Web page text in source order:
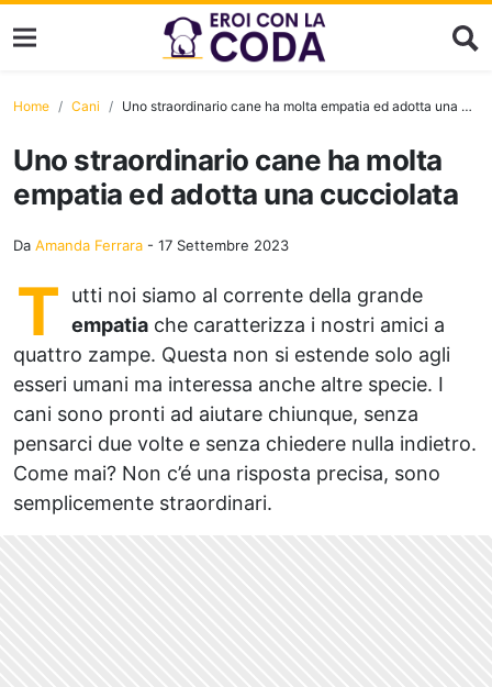
Home Cani Uno straordinario cane ha molta empatia ed adotta una cucciolata
Uno straordinario cane ha molta
empatia ed adotta una cucciolata
Da Amanda Ferrara - 17 Settembre 2023
T
utti noi siamo al corrente della grande
empatia che caratterizza i nostri amici a
quattro zampe. Questa non si estende solo agli
esseri umani ma interessa anche altre specie. I
cani sono pronti ad aiutare chiunque, senza
pensarci due volte e senza chiedere nulla indietro.
Come mai? Non c’é una risposta precisa, sono
semplicemente straordinari.